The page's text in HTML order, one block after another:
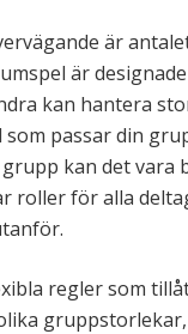
är
är
kan hantera
passar din
kan det vara
roller för alla
regler som